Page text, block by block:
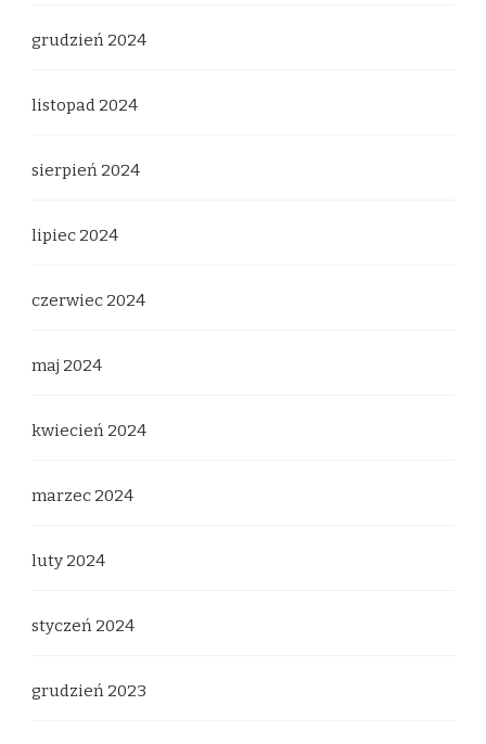
grudzień 2024
listopad 2024
sierpień 2024
lipiec 2024
czerwiec 2024
maj 2024
kwiecień 2024
marzec 2024
luty 2024
styczeń 2024
grudzień 2023